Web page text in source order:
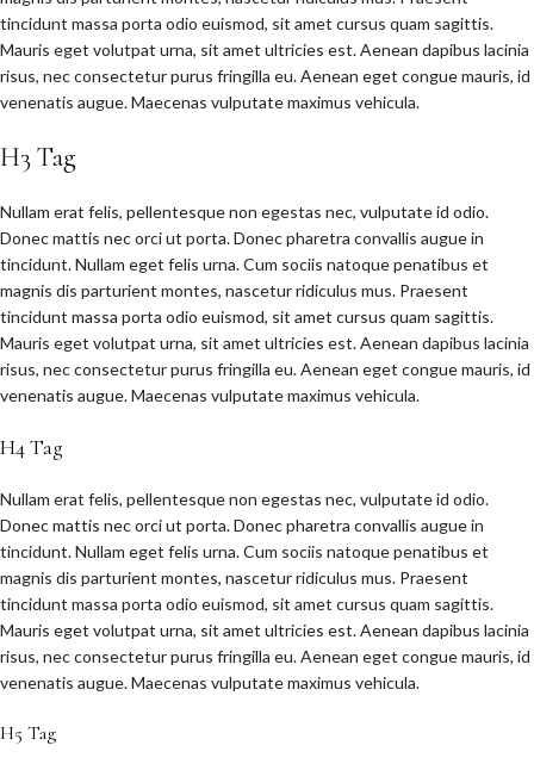
tincidunt massa porta odio euismod, sit amet cursus quam sagittis.
Mauris eget volutpat urna, sit amet ultricies est. Aenean dapibus lacinia
risus, nec consectetur purus fringilla eu. Aenean eget congue mauris, id
venenatis augue. Maecenas vulputate maximus vehicula.
H3 Tag
Nullam erat felis, pellentesque non egestas nec, vulputate id odio.
Donec mattis nec orci ut porta. Donec pharetra convallis augue in
tincidunt. Nullam eget felis urna. Cum sociis natoque penatibus et
magnis dis parturient montes, nascetur ridiculus mus. Praesent
tincidunt massa porta odio euismod, sit amet cursus quam sagittis.
Mauris eget volutpat urna, sit amet ultricies est. Aenean dapibus lacinia
risus, nec consectetur purus fringilla eu. Aenean eget congue mauris, id
venenatis augue. Maecenas vulputate maximus vehicula.
H4 Tag
Nullam erat felis, pellentesque non egestas nec, vulputate id odio.
Donec mattis nec orci ut porta. Donec pharetra convallis augue in
tincidunt. Nullam eget felis urna. Cum sociis natoque penatibus et
magnis dis parturient montes, nascetur ridiculus mus. Praesent
tincidunt massa porta odio euismod, sit amet cursus quam sagittis.
Mauris eget volutpat urna, sit amet ultricies est. Aenean dapibus lacinia
risus, nec consectetur purus fringilla eu. Aenean eget congue mauris, id
venenatis augue. Maecenas vulputate maximus vehicula.
H5 Tag